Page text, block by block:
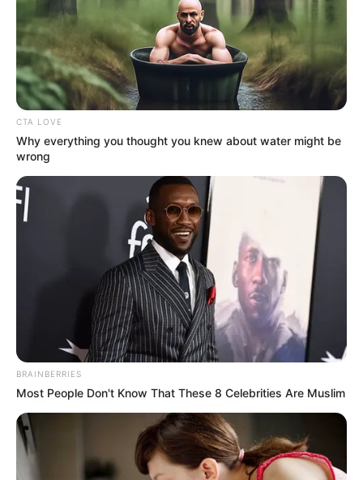
CTA LOVE
Why everything you thought you knew about water might be
wrong
BRAINBERRIES
Most People Don't Know That These 8 Celebrities Are Muslim